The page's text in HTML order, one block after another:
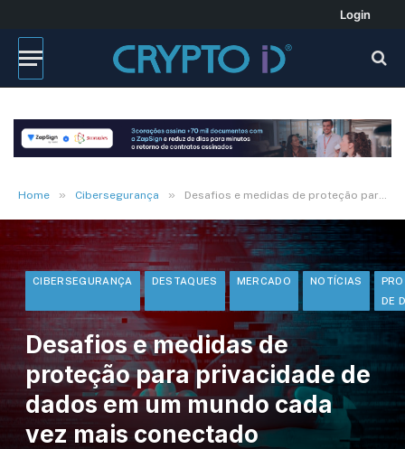
Login
Home » Cibersegurança » Desafios e medidas de proteção para privacidade de dados em um mundo cada vez mais conectado
CIBERSEGURANÇA DESTAQUES MERCADO NOTÍCIAS
DE
Desafios e medidas de
proteção para privacidade de
dados em um mundo cada
vez mais conectado